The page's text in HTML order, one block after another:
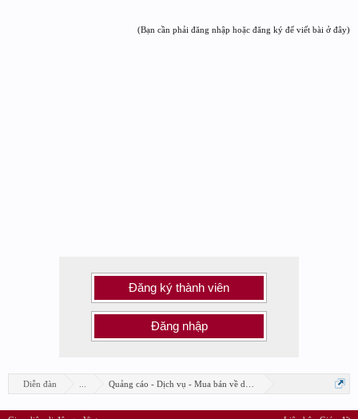
(Bạn cần phải đăng nhập hoặc đăng ký để viết bài ở đây)
Đăng ký thành viên
Đăng nhập
Diễn đàn Quảng cáo - Dịch vụ - Mua bán về design